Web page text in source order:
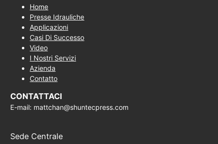
Home
Presse Idrauliche
Applicazioni
Casi Di Successo
Video
I Nostri Servizi
Azienda
Contatto
CONTATTACI
E-mail: mattchan@shuntecpress.com
Sede Centrale